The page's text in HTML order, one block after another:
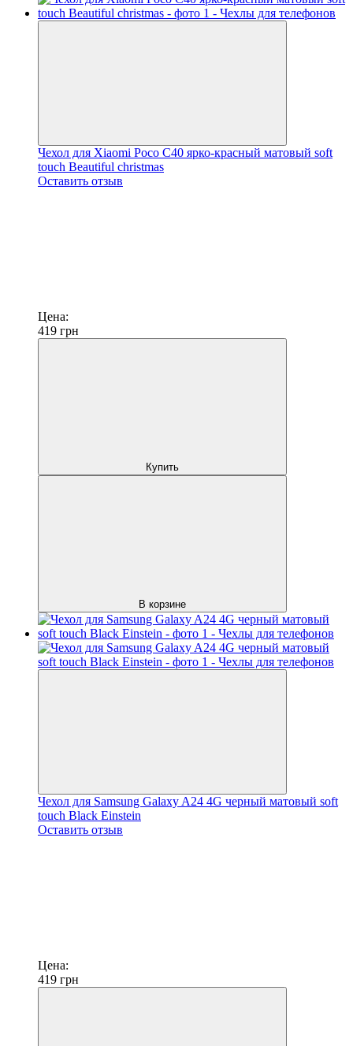
Чехол для Xiaomi Poco C40 ярко-красный матовый soft
touch Beautiful christmas
Оставить отзыв
Цена:
419 грн
Купить
В корзине
Чехол для Samsung Galaxy A24 4G черный матовый soft
touch Black Einstein
Оставить отзыв
Цена:
419 грн